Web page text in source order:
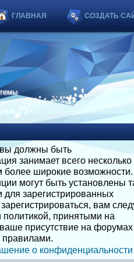
ГЛАВНАЯ СОЗДАТЬ
должны быть
занимает всего несколько
более широкие возможности.
могут быть установлены
зарегистрированных
вам
политикой, принятыми на
присутствие на форумах
правилами.
о конфиденциальности